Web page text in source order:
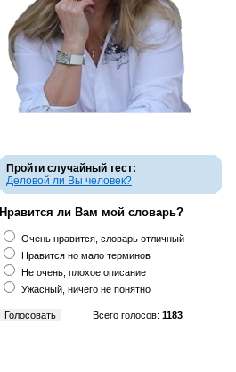
Пройти случайный тест:
Деловой ли Вы человек?
Нравится ли Вам мой словарь?
Очень нравится, словарь отличный
Нравится но мало терминов
Не очень, плохое описание
Ужасный, ничего не понятно
Всего голосов: 1183